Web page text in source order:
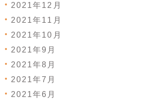
2021年12月
2021年11月
2021年10月
2021年9月
2021年8月
2021年7月
2021年6月